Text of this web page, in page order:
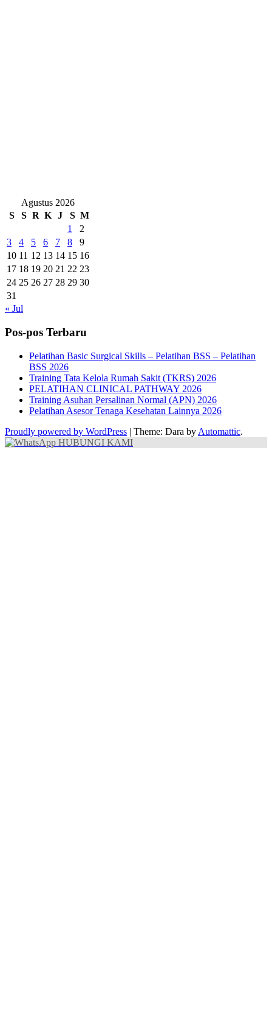
Agustus 2026
S
S R K J S M
1
2
3
4 5 6 7 8
9
10 11 12 13 14 15 16
17 18 19 20 21 22 23
24 25 26 27 28 29 30
31
« Jul
Pos-pos Terbaru
Pelatihan Basic Surgical Skills – Pelatihan BSS – Pelatihan
BSS 2026
Training Tata Kelola Rumah Sakit (TKRS) 2026
PELATIHAN CLINICAL PATHWAY 2026
Training Asuhan Persalinan Normal (APN) 2026
Pelatihan Asesor Tenaga Kesehatan Lainnya 2026
Proudly powered by WordPress | Theme: Dara by Automattic.
HUBUNGI KAMI